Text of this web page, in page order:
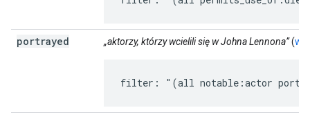
portrayed „aktorzy, którzy wcielili się w Johna Lennona”(
filter: "(all notable:actor